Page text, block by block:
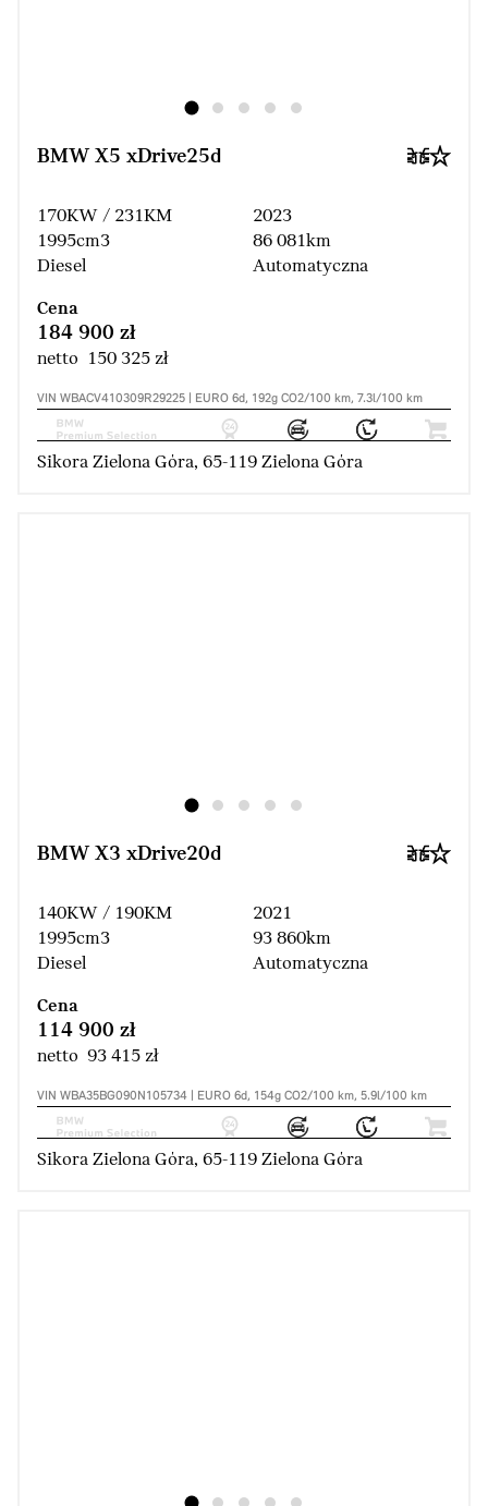
BMW X5 xDrive25d
170KW / 231KM
1995cm3
Diesel
2023
86 081km
Automatyczna
Cena
184 900 zł
netto 150 325 zł
VIN WBACV410309R29225 | EURO 6d, 192g CO2/100 km, 7.3l/100 km
Sikora Zielona Góra, 65-119 Zielona Góra
BMW X3 xDrive20d
140KW / 190KM
1995cm3
Diesel
2021
93 860km
Automatyczna
Cena
114 900 zł
netto 93 415 zł
VIN WBA35BG090N105734 | EURO 6d, 154g CO2/100 km, 5.9l/100 km
Sikora Zielona Góra, 65-119 Zielona Góra